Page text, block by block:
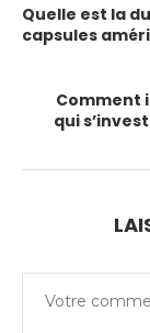
Quelle est la
capsules
Comment
qui